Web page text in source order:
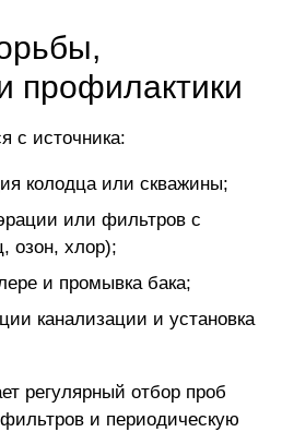
профилактики
с источника:
колодца или скважины;
или фильтров с
озон, хлор);
и промывка бака;
канализации и установка
регулярный отбор проб
и периодическую